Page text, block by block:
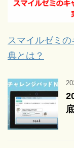
スマイルゼミ
典とは？